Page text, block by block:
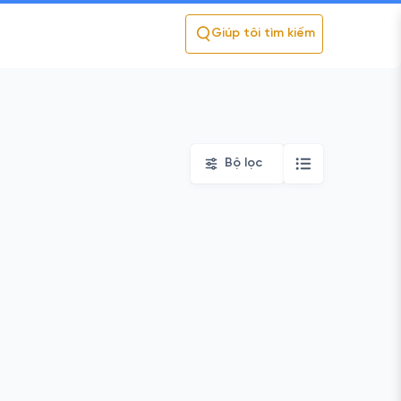
Giúp tôi tìm kiếm
Bộ lọc